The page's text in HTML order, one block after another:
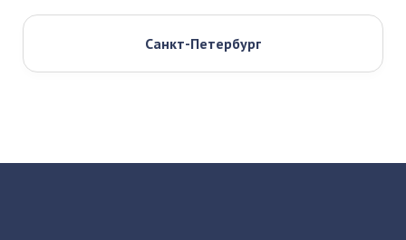
Санкт-Петербург